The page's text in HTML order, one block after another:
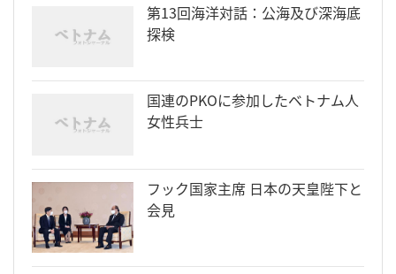
第13回海洋対話：公海及び深海底
探検
国連のPKOに参加したベトナム人
女性兵士
フック国家主席 日本の天皇陛下と
会見